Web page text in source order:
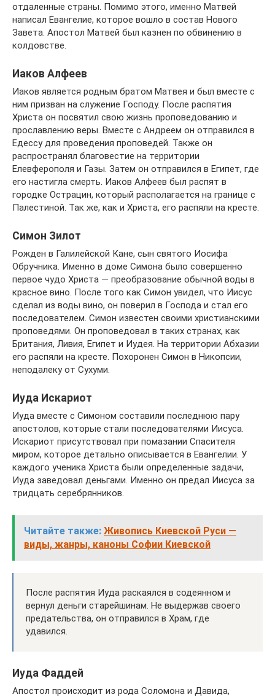
отдаленные страны. Помимо этого, именно Матвей
написал Евангелие, которое вошло в состав Нового
Завета. Апостол Матвей был казнен по обвинению в
колдовстве.
Иаков Алфеев
Иаков является родным братом Матвея и был вместе с
ним призван на служение Господу. После распятия
Христа он посвятил свою жизнь проповедованию и
прославлению веры. Вместе с Андреем он отправился в
Едессу для проведения проповедей. Также он
распространял благовестие на территории
Елевферополя и Газы. Затем он отправился в Египет, где
его настигла смерть. Иаков Алфеев был распят в
городке Острацин, который располагается на границе с
Палестиной. Так же, как и Христа, его распяли на кресте.
Симон Зилот
Рожден в Галилейской Кане, сын святого Иосифа
Обручника. Именно в доме Симона было совершенно
первое чудо Христа — преобразование обычной воды в
красное вино. После того как Симон увидел, что Иисус
сделал из воды вино, он поверил в Господа и стал его
последователем. Симон известен своими христианскими
проповедями. Он проповедовал в таких странах, как
Британия, Ливия, Египет и Иудея. На территории Абхазии
его распяли на кресте. Похоронен Симон в Никопсии,
неподалеку от Сухуми.
Иуда Искариот
Иуда вместе с Симоном составили последнюю пару
апостолов, которые стали последователями Иисуса.
Искариот присутствовал при помазании Спасителя
миром, которое детально описывается в Евангелии. У
каждого ученика Христа были определенные задачи,
Иуда заведовал деньгами. Именно он предал Иисуса за
тридцать серебрянников.
Читайте также: Живопись Киевской Руси —
виды, жанры, каноны Софии Киевской
После распятия Иуда раскаялся в содеянном и
вернул деньги старейшинам. Не выдержав своего
предательства, он отправился в Храм, где
удавился.
Иуда Фаддей
Апостол происходит из рода Соломона и Давида,